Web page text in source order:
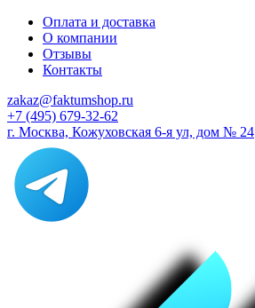
Оплата и доставка
О компании
Отзывы
Контакты
zakaz@faktumshop.ru
+7 (495) 679-32-62
г. Москва, Кожуховская 6-я ул, дом № 24